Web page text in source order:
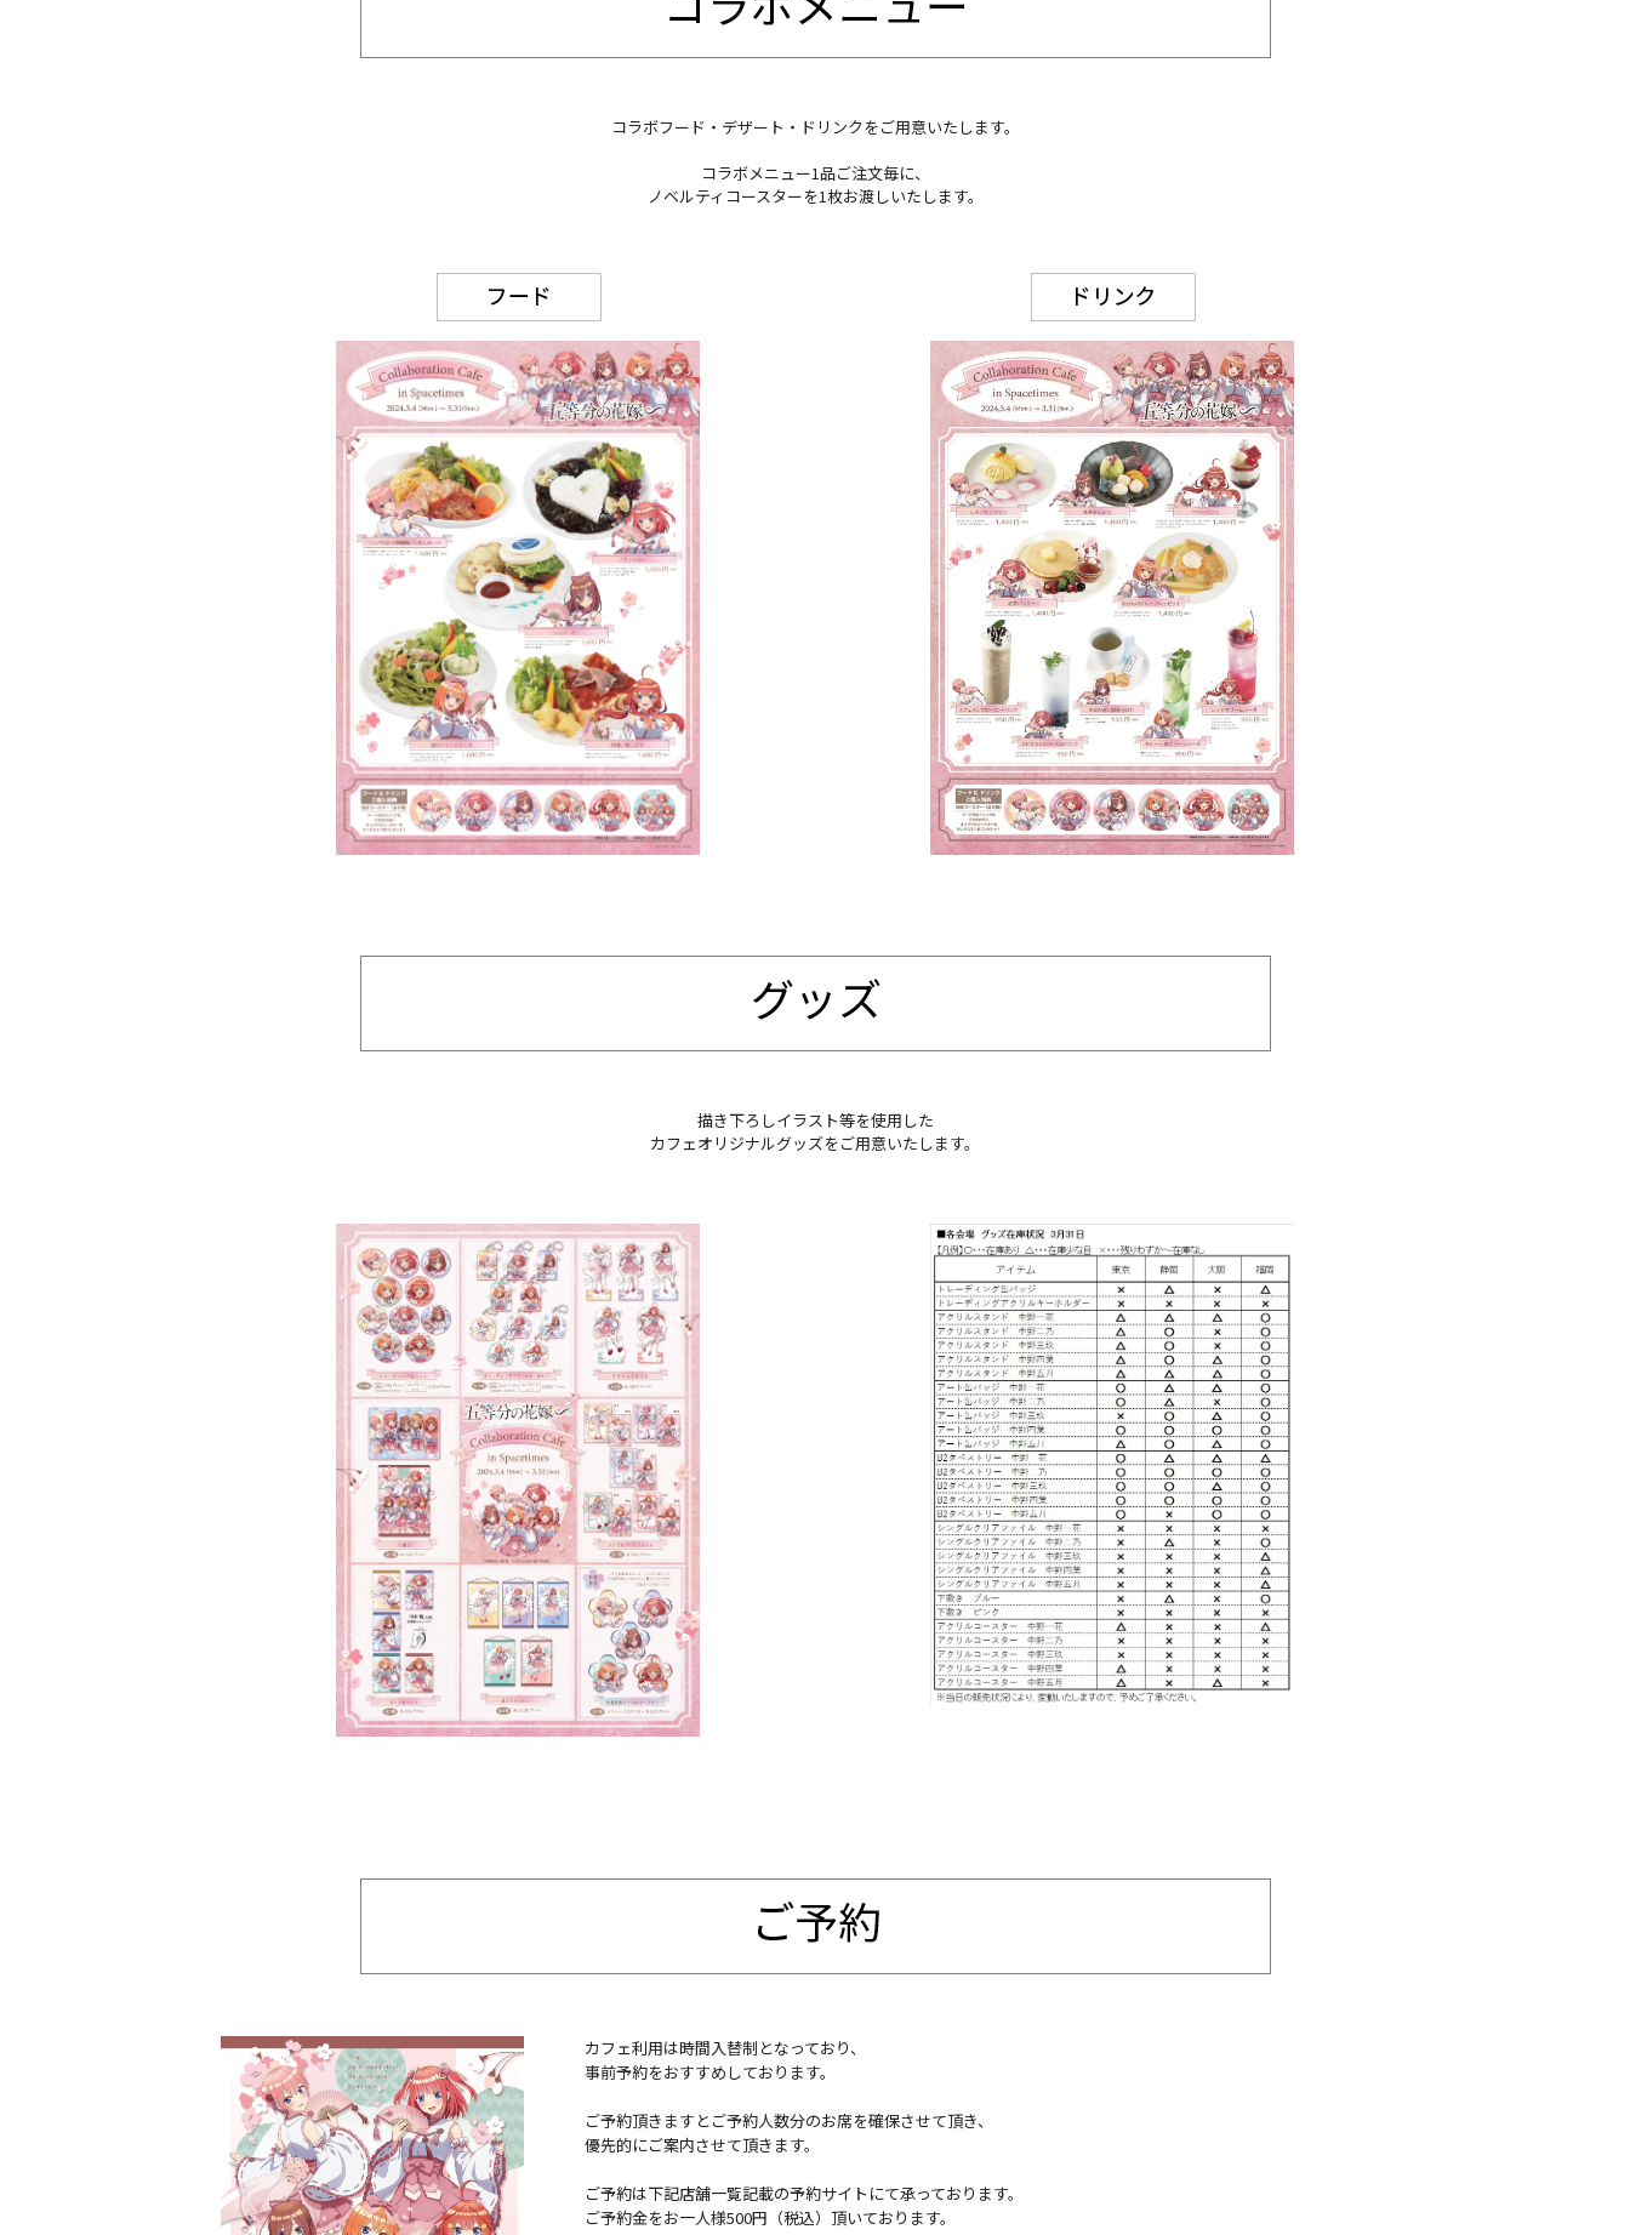
コラボフード・デザート・ドリンクをご用意いたします。
コラボメニュー1品ご注文毎に、
ノベルティコースターを1枚お渡しいたします。
描き下ろしイラスト等を使用した
カフェオリジナルグッズをご用意いたします。
カフェ利用は時間入替制となっており、
事前予約をおすすめしております。
ご予約頂きますとご予約人数分のお席を確保させて頂き、
優先的にご案内させて頂きます。
ご予約は下記店舗一覧記載の予約サイトにて承っております。
ご予約金をお一人様500円（税込）頂いております。